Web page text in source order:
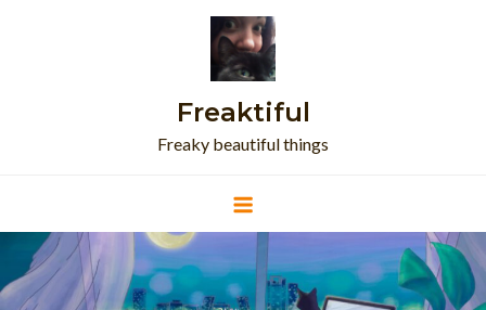
Freaktiful
Freaky beautiful things